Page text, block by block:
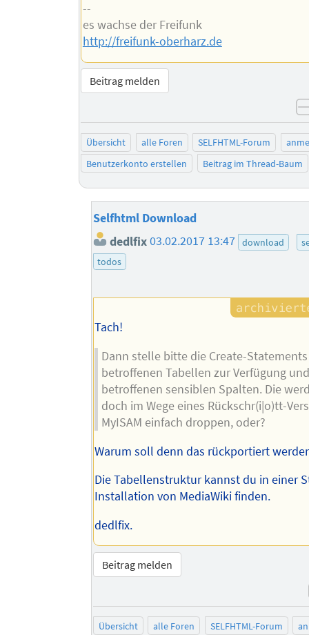
--
es wachse der Freifunk
http://freifunk-oberharz.de
Beitrag melden
Übersicht alle Foren SELFHTML-Forum
Benutzerkonto erstellen
Beitrag im Thread-Baum
Selfhtml Download
dedlfix03.02.2017 13:47 download
todos
Tach!
Dann stelle bitte die Create-
betroffenen Tabellen zur Verfügung
betroffenen sensiblen Spalten. Die
doch im Wege eines Rückschr(i|o)tt-
MyISAM einfach droppen, oder?
Warum soll denn das rückportiert
Die Tabellenstruktur kannst du in einer
Installation von MediaWiki finden.
dedlfix.
Beitrag melden
Übersicht alle Foren SELFHTML-Forum